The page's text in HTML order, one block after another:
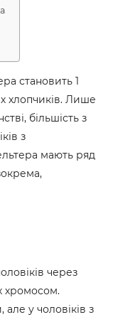
становить 1
хлопчиків. Лише
більшість з
з
мають ряд
через
хромосом.
у чоловіків з